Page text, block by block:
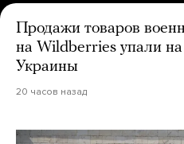
Продажи товаров
на Wildberries упали на
Украины
20 часов назад